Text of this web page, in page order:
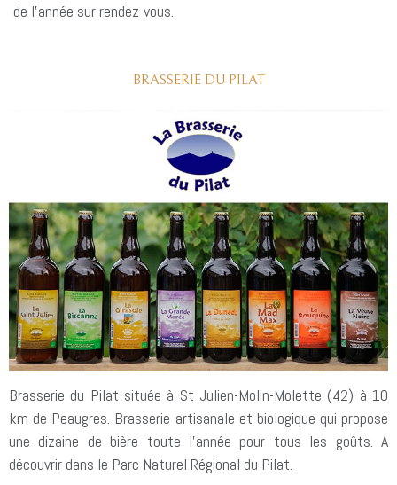
de l’année sur rendez-vous.
BRASSERIE DU PILAT
Brasserie du Pilat située à St Julien-Molin-Molette (42) à 10
km de Peaugres. Brasserie artisanale et biologique qui propose
une dizaine de bière toute l’année pour tous les goûts. A
découvrir dans le Parc Naturel Régional du Pilat.